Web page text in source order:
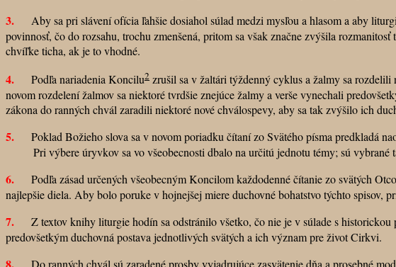
3. Aby sa pri slávení ofícia ľahšie dosiahol súlad medzi mysľou a hlasom a aby
povinnosť, čo do rozsahu, trochu zmenšená, pritom sa však značne zvýšila
chvíľke ticha, ak je to vhodné.
4. Podľa nariadenia Koncilu2 zrušil sa v žaltári týždenný cyklus a žalmy sa
novom rozdelení žalmov sa niektoré tvrdšie znejúce žalmy a verše vynechali
zákona do ranných chvál zaradili niektoré nové chválospevy, aby sa tak zvýšilo ich
5. Poklad Božieho slova sa v novom poriadku čítaní zo Svätého písma predkladá
Pri výbere úryvkov sa vo všeobecnosti dbalo na určitú jednotu témy; sú vybrané
6. Podľa zásad určených všeobecným Koncilom každodenné čítanie zo svätých
najlepšie diela. Aby bolo poruke v hojnejšej miere duchovné bohatstvo týchto spisov,
7. Z textov knihy liturgie hodín sa odstránilo všetko, čo nie je v súlade s historickou
predovšetkým duchovná postava jednotlivých svätých a ich význam pre život Cirkvi.